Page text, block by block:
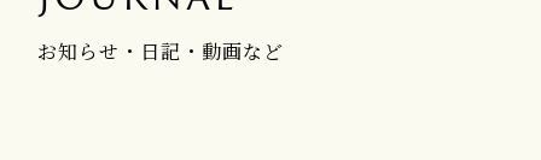
お知らせ・日記・動画など